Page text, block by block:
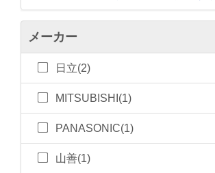
メーカー
日立(2)
MITSUBISHI(1)
PANASONIC(1)
山善(1)